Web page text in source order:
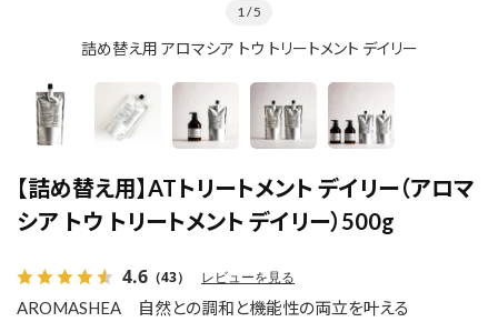
1/ 5
詰め替え用 アロマシア トウ トリートメント デイリー
【詰め替え用】ATトリートメント デイリー（アロマ
シア トウ トリートメント デイリー）500g
4.6 （43） レビューを見る
AROMASHEA 自然との調和と機能性の両立を叶える